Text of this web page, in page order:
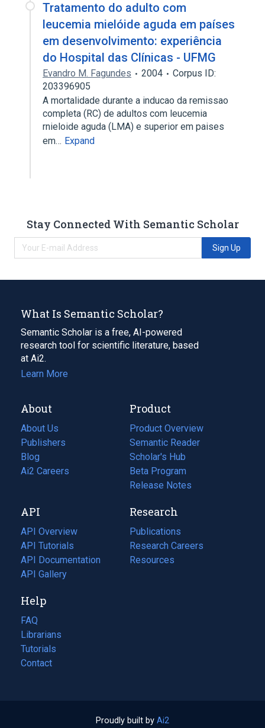
Tratamento do adulto com
leucemia mielóide aguda em países
em desenvolvimento: experiência
do Hospital das Clínicas - UFMG
Evandro M. Fagundes 2004
Corpus ID:
203396905
A mortalidade durante a inducao da remissao
completa (RC) de adultos com leucemia
rnieloide aguda (LMA) e superior em paises
em… Expand
Stay Connected With Semantic Scholar
Sign Up
What Is Semantic Scholar?
Semantic Scholar is a free, AI-powered
research tool for scientific literature, based
at Ai2.
Learn More
About
About Us
Publishers
Blog
(opens
in
tab)
Ai2 Careers
(opens
new
tab)
Product
Product Overview
Semantic Reader
Scholar's Hub
Beta Program
Release Notes
API
API Overview
API Tutorials
API Documentation
(opens
in
new
tab)
API Gallery
Research
Publications
(opens
in
a
Research Careers
(opens
in
Resources
(opens
Help
FAQ
Librarians
Tutorials
Contact
Proudly built by Ai2